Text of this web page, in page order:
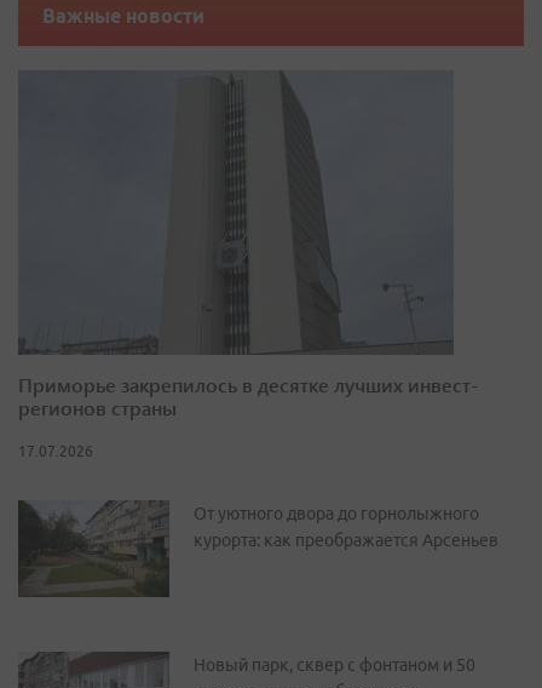
Важные новости
Приморье закрепилось в десятке лучших инвест-
регионов страны
17.07.2026
От уютного двора до горнолыжного
курорта: как преображается Арсеньев
Новый парк, сквер с фонтаном и 50